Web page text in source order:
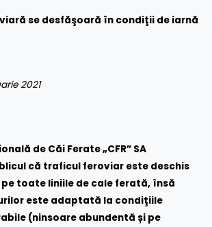
se desfăşoară în condiţii de iarnă
2021
de Căi Ferate „CFR” SA
că traficul feroviar este deschis
toate liniile de cale ferată, însă
este adaptată la condiţiile
(ninsoare abundentă și pe